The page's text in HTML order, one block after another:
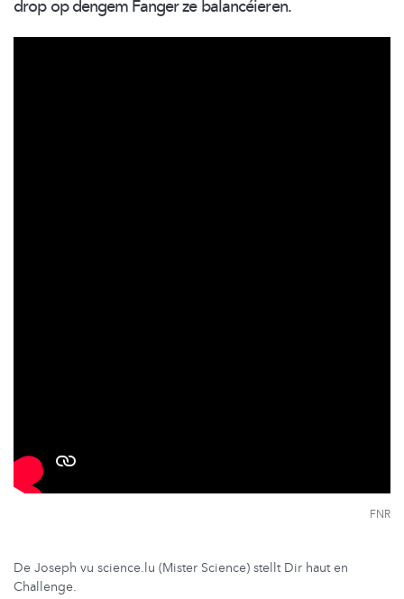
drop op dengem Fanger ze balancéieren.
FNR
De Joseph vu science.lu (Mister Science) stellt Dir haut en
Challenge.